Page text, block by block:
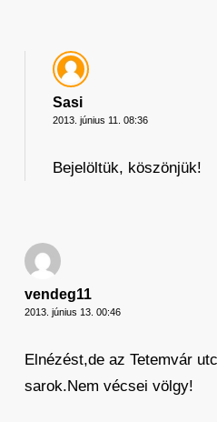
Sasi
2013. június 11. 08:36
Bejelöltük, köszönjük!
vendeg11
2013. június 13. 00:46
Elnézést,de az Tetemvár
sarok.Nem vécsei völgy!